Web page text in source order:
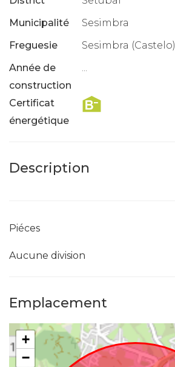
Municipalité
Sesimbra
Freguesie
Sesimbra (Castelo)
Année de
construction
Certificat
énergétique
Description
Piéces
Aucune division
Emplacement
+
−